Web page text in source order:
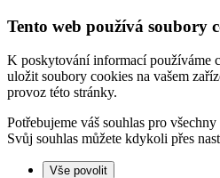
Tento web používá soubory
K poskytování informací používáme
uložit soubory cookies na vašem
provoz této stránky.
Potřebujeme váš souhlas pro
Svůj souhlas můžete kdykoli přes
Vše povolit